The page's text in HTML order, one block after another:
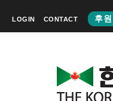
LOGIN CONTACT 후원